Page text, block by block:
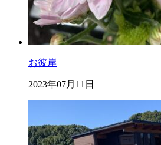
お彼岸
2023年07月11日